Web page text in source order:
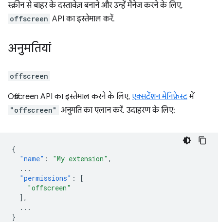
स्क्रीन से बाहर के दस्तावेज़ बनाने और उन्हें मैनेज करने के लिए,
offscreen API का इस्तेमाल करें.
अनुमतियां
offscreen
Offscreen API का इस्तेमाल करने के लिए, एक्सटेंशन मेनिफ़ेस्टमें
"offscreen" अनुमति का एलान करें. उदाहरण के लिए:
{
"name" : "My extension" ,
...
"permissions" :
[
"offscreen"
],
...
}